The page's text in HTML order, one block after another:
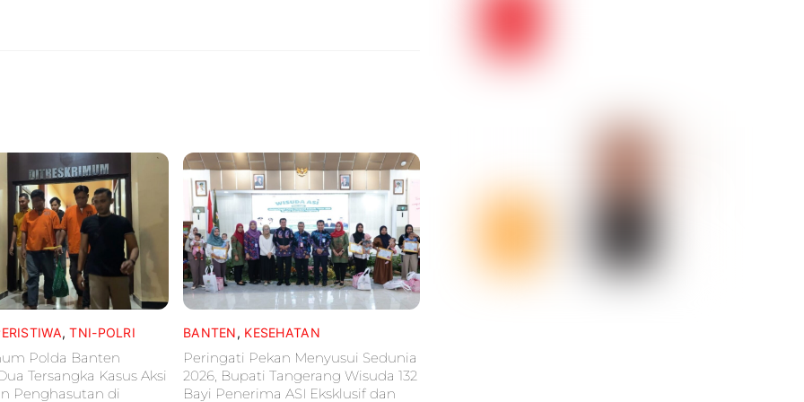
,TNI-POLRI
Polda Banten
Tersangka Kasus Aksi
Penghasutan di
BANTEN, KESEHATAN
Peringati Pekan Menyusui Sedunia
2026, Bupati Tangerang Wisuda 132
Bayi Penerima ASI Eksklusif dan